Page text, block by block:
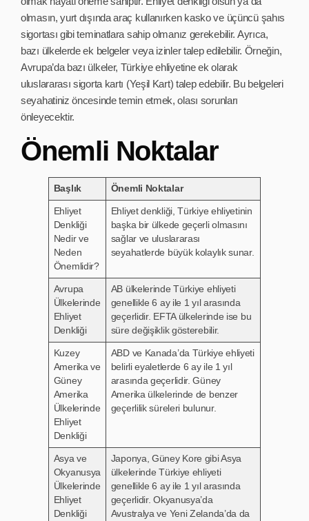
olmasın, yurt dışında araç kullanırken kasko ve üçüncü şahıs
sigortası gibi teminatlara sahip olmanız gerekebilir. Ayrıca,
bazı ülkelerde ek belgeler veya izinler talep edilebilir. Örneğin,
Avrupa’da bazı ülkeler, Türkiye ehliyetine ek olarak
uluslararası sigorta kartı (Yeşil Kart) talep edebilir. Bu belgeleri
seyahatiniz öncesinde temin etmek, olası sorunları
önleyecektir.
Önemli Noktalar
Başlık Önemli Noktalar
Ehliyet
Denkliği
Nedir ve
Neden
Önemlidir?
Ehliyet denkliği, Türkiye ehliyetinin
başka bir ülkede geçerli olmasını
sağlar ve uluslararası
seyahatlerde büyük kolaylık sunar.
Avrupa
Ülkelerinde
Ehliyet
Denkliği
AB ülkelerinde Türkiye ehliyeti
genellikle 6 ay ile 1 yıl arasında
geçerlidir. EFTA ülkelerinde ise bu
süre değişiklik gösterebilir.
Kuzey
Amerika ve
Güney
Amerika
Ülkelerinde
Ehliyet
Denkliği
ABD ve Kanada’da Türkiye ehliyeti
belirli eyaletlerde 6 ay ile 1 yıl
arasında geçerlidir. Güney
Amerika ülkelerinde de benzer
geçerlilik süreleri bulunur.
Asya ve
Okyanusya
Ülkelerinde
Ehliyet
Denkliği
Japonya, Güney Kore gibi Asya
ülkelerinde Türkiye ehliyeti
genellikle 6 ay ile 1 yıl arasında
geçerlidir. Okyanusya’da
Avustralya ve Yeni Zelanda’da da